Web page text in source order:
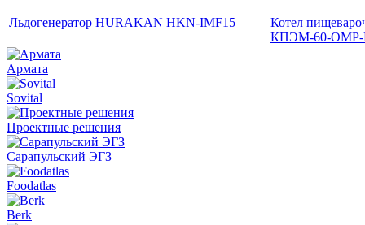
Льдогенератор HURAKAN HKN-IMF15
Котел
КПЭМ-60-
Армата
Sovital
Проектные решения
Сарапульский ЭГЗ
Foodatlas
Berk